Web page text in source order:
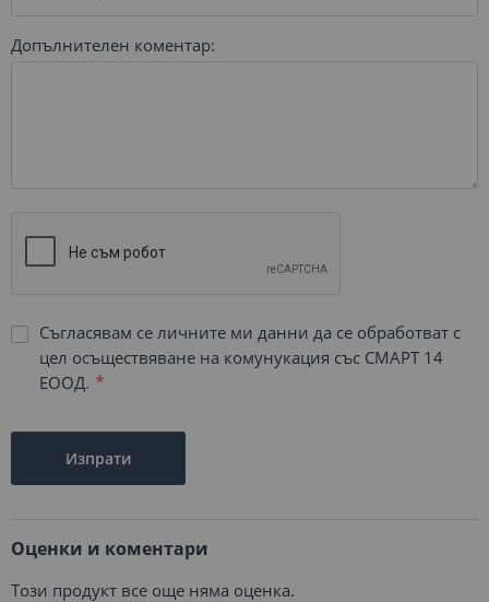
Допълнителен коментар:
Съгласявам се личните ми данни да се обработват с
цел осъществяване на комунукация със СМАРТ 14
ЕООД.
Изпрати
Оценки и коментари
Този продукт все още няма оценка.